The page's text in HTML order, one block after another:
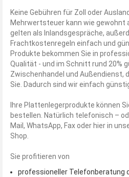
Keine Gebühren für Zoll oder
Mehrwertsteuer kann wie gewohnt
gelten als Inlandsgespräche,
Frachtkostenregeln einfach und
Produkte bekommen Sie in
Qualität - und im Schnitt rund 20%
Zwischenhandel und Außendienst,
Sie. Dadurch sind wir einfach
Ihre Plattenlegerprodukte können
bestellen. Natürlich telefonisch –
Mail, WhatsApp, Fax oder hier in
Shop.
Sie profitieren von
professioneller Telefonberatung